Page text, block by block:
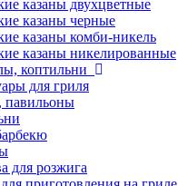
казаны двухцветные
казаны черные
казаны комби-никель
казаны никелированные
коптильни
для гриля
павильоны
для розжига